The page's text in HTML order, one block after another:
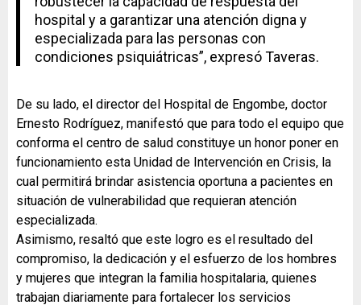
hospital y a garantizar una atención digna y
especializada para las personas con
condiciones psiquiátricas”, expresó Taveras.
De su lado, el director del Hospital de Engombe, doctor
Ernesto Rodríguez, manifestó que para todo el equipo que
conforma el centro de salud constituye un honor poner en
funcionamiento esta Unidad de Intervención en Crisis, la
cual permitirá brindar asistencia oportuna a pacientes en
situación de vulnerabilidad que requieran atención
especializada.
Asimismo, resaltó que este logro es el resultado del
compromiso, la dedicación y el esfuerzo de los hombres
y mujeres que integran la familia hospitalaria, quienes
trabajan diariamente para fortalecer los servicios